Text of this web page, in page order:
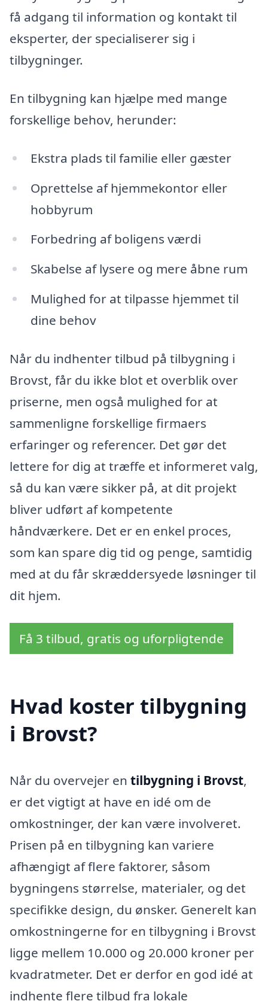
få adgang til information og kontakt til
eksperter, der specialiserer sig i
tilbygninger.
En tilbygning kan hjælpe med mange
forskellige behov, herunder:
Ekstra plads til familie eller gæster
Oprettelse af hjemmekontor eller
hobbyrum
Forbedring af boligens værdi
Skabelse af lysere og mere åbne rum
Mulighed for at tilpasse hjemmet til
dine behov
Når du indhenter tilbud på tilbygning i
Brovst, får du ikke blot et overblik over
priserne, men også mulighed for at
sammenligne forskellige firmaers
erfaringer og referencer. Det gør det
lettere for dig at træffe et informeret valg,
så du kan være sikker på, at dit projekt
bliver udført af kompetente
håndværkere. Det er en enkel proces,
som kan spare dig tid og penge, samtidig
med at du får skræddersyede løsninger til
dit hjem.
Få 3 tilbud, gratis og uforpligtende
Hvad koster tilbygning
i Brovst?
Når du overvejer en tilbygning i Brovst,
er det vigtigt at have en idé om de
omkostninger, der kan være involveret.
Prisen på en tilbygning kan variere
afhængigt af flere faktorer, såsom
bygningens størrelse, materialer, og det
specifikke design, du ønsker. Generelt kan
omkostningerne for en tilbygning i Brovst
ligge mellem 10.000 og 20.000 kroner per
kvadratmeter. Det er derfor en god idé at
indhente flere tilbud fra lokale